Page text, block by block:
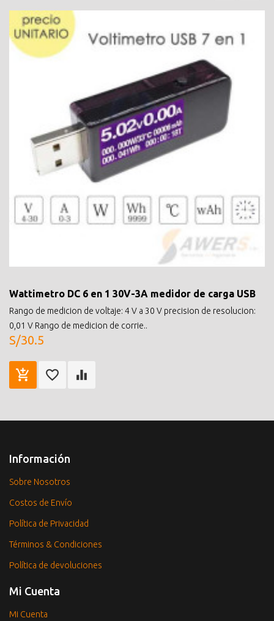
Wattimetro DC 6 en 1 30V-3A medidor de carga USB
Rango de medicion de voltaje: 4 V a 30 V precision de resolucion:
0,01 V Rango de medicion de corrie..
S/30.5
Información
Sobre Nosotros
Costos de Envío
Política de Privacidad
Términos & Condiciones
Política de devoluciones
Mi Cuenta
Mi Cuenta